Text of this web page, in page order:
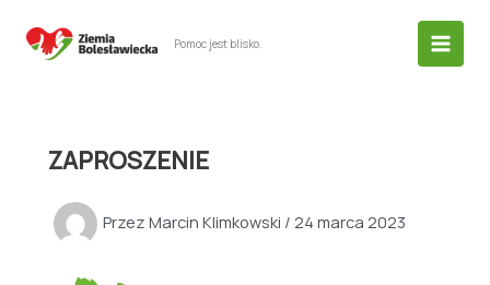
Pomoc jest blisko.
ZAPROSZENIE
Przez Marcin Klimkowski / 24 marca 2023